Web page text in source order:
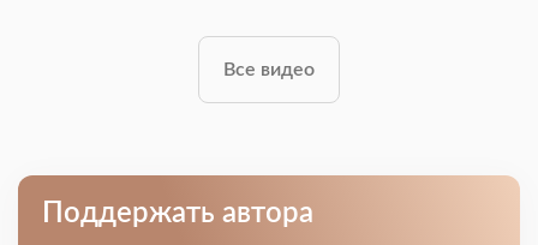
Все видео
Поддержать автора